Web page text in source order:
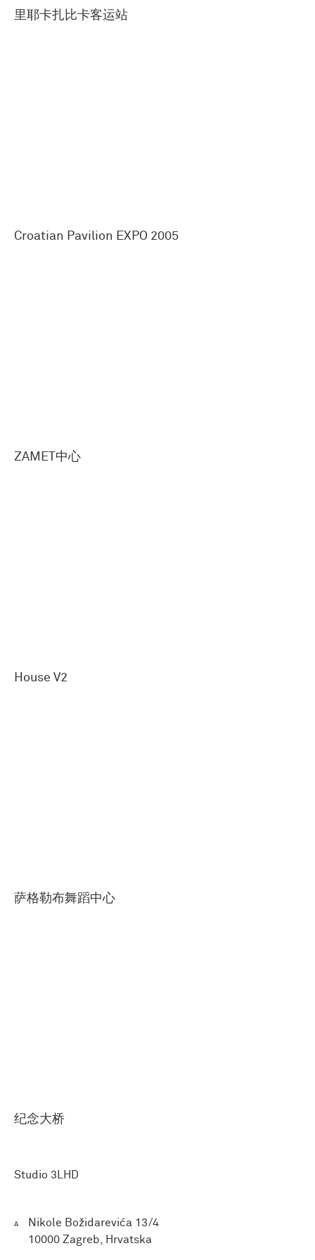
里耶卡扎比卡客运站
Croatian Pavilion EXPO 2005
ZAMET中心
House V2
萨格勒布舞蹈中心
纪念大桥
Studio 3LHD
A
Nikole Božidarevića 13/4
10000 Zagreb, Hrvatska